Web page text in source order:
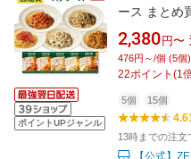
ポイントUPジャンル
ース まとめ
テンフリー
で簡単 プラ
2,380 円〜
476円～/個 (5個)
22ポイント (1
5個 15個
13時までの注文